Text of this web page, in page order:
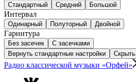
Стандартный Средний Большой
Интервал
Одинарный Полуторный Двойной
Гарнитура
Без засечек
С засечками
Вернуть стандартные настройки
Скрыть
Радио классической музыки «Орфей»